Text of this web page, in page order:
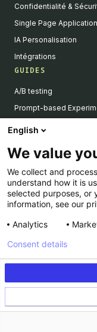
Confidentialité &
Single Page Application
IA Personalisation
Intégrations
GUIDES
A/B testing
Prompt-based
Feature
L'IA & l'A/B testing
Client-Side vs Server-
RESSOURCES
Success Stories
Academy
Dev Docs
English
We value
We collect and
understand how it is
selected purposes, or
information, see our
Analytics
Consent details